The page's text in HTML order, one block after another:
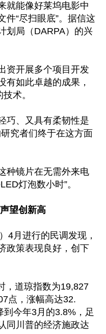
就能像好莱坞电影中
件“尽扫眼底”。据信这
划局（DARPA）的兴
资开展多个项目开发
有如此卓越的成果，
术。
巧、又具有柔韧性是
究者们终于在这方面
种镜片在无需外来电
灯泡数小时”。
望创新高
4月进行的民调发现，
政策表现良好，创下
，道琼指数为19,827
点，涨幅高达32.
今年3月的3.8%，足
同川普的经济施政达